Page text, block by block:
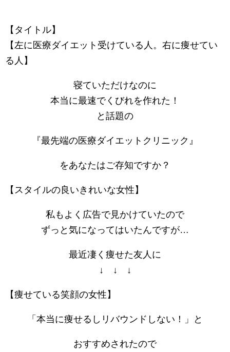
【タイトル】
【左に医療ダイエット受けている人。右に痩せてい
る人】
寝ていただけなのに
本当に最速でくびれを作れた！
と話題の
『最先端の医療ダイエットクリニック』
をあなたはご存知ですか？
【スタイルの良いきれいな女性】
私もよく広告で見かけていたので
ずっと気になってはいたんですが…
最近凄く痩せた友人に
↓ ↓ ↓
【痩せている笑顔の女性】
「本当に痩せるしリバウンドしない！」と
おすすめされたので